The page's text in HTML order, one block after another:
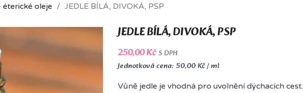
éterické oleje JEDLE BÍLÁ, DIVOKÁ, PSP
JEDLE BÍLÁ, DIVOKÁ, PSP
250,00 Kč S DPH
Jednotková cena: 50,00 Kč / ml
Vůně jedle je vhodná pro uvolnění dýchacích cest.